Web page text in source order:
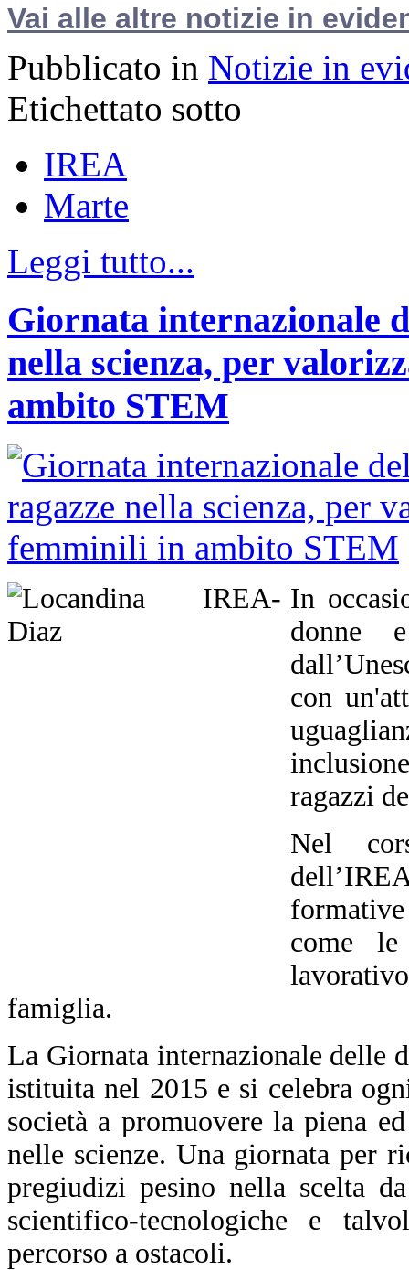
Vai alle altre notizie in
Pubblicato in Notizie in
Etichettato sotto
IREA
Marte
Leggi tutto...
Giornata internazionale
nella scienza, per
ambito STEM
In
donne
con
ragazzi
Nel
come le
famiglia.
La Giornata internazionale delle
istituita nel 2015 e si celebra
società a promuovere la piena
nelle scienze. Una giornata per
pregiudizi pesino nella scelta
scientifico-tecnologiche e
percorso a ostacoli.